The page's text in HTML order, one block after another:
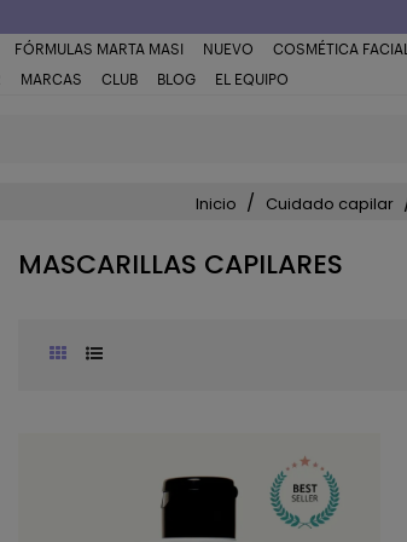
FÓRMULAS MARTA MASI NUEVO COSMÉTICA FACIAL
MARCAS CLUB BLOG EL EQUIPO
Inicio Cuidado capilar
MASCARILLAS CAPILARES